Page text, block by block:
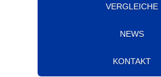
VERGLEICHE
NEWS
KONTAKT